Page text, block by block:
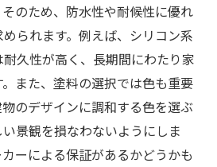
と評判の活用法
施工事例の確認
訳を理解する方法
注意すべき契約条件
のリサーチの活用
すべきポイント
のため、防水性や耐候性に優れ
られます。例えば、シリコン系
久性が高く、長期間にわたり家
また、塗料の選択では色も重要
のデザインに調和する色を選ぶ
景観を損なわないようにしま
ーによる保証があるかどうかも